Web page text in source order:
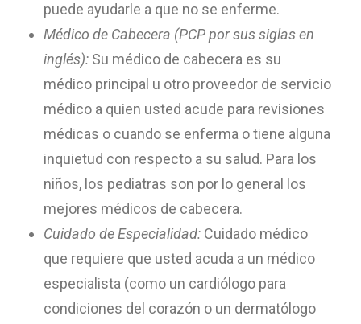
puede ayudarle a que no se enferme.
Médico de Cabecera (PCP por sus siglas en
inglés): Su médico de cabecera es su
médico principal u otro proveedor de servicio
médico a quien usted acude para revisiones
médicas o cuando se enferma o tiene alguna
inquietud con respecto a su salud. Para los
niños, los pediatras son por lo general los
mejores médicos de cabecera.
Cuidado de Especialidad: Cuidado médico
que requiere que usted acuda a un médico
especialista (como un cardiólogo para
condiciones del corazón o un dermatólogo